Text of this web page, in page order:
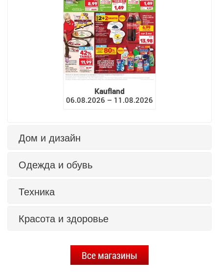
Kaufland
06.08.2026 – 11.08.2026
Дом и дизайн
Одежда и обувь
Техника
Красота и здоровье
Все магазины